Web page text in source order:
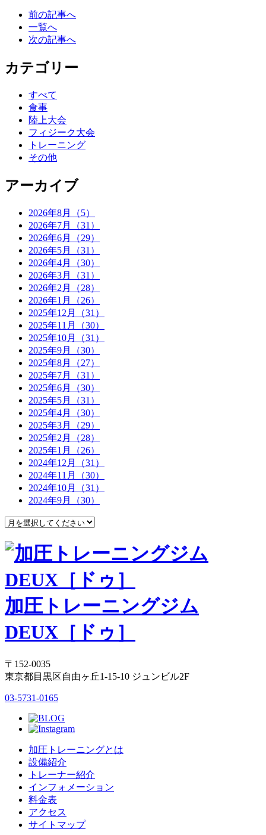
前の記事へ
一覧へ
次の記事へ
カテゴリー
すべて
食事
陸上大会
フィジーク大会
トレーニング
その他
アーカイブ
2026年8月（5）
2026年7月（31）
2026年6月（29）
2026年5月（31）
2026年4月（30）
2026年3月（31）
2026年2月（28）
2026年1月（26）
2025年12月（31）
2025年11月（30）
2025年10月（31）
2025年9月（30）
2025年8月（27）
2025年7月（31）
2025年6月（30）
2025年5月（31）
2025年4月（30）
2025年3月（29）
2025年2月（28）
2025年1月（26）
2024年12月（31）
2024年11月（30）
2024年10月（31）
2024年9月（30）
加圧トレーニングジム
DEUX［ドゥ］
〒152-0035
東京都目黒区自由ヶ丘1-15-10 ジュンビル2F
03-5731-0165
加圧トレーニングとは
設備紹介
トレーナー紹介
インフォメーション
料金表
アクセス
サイトマップ